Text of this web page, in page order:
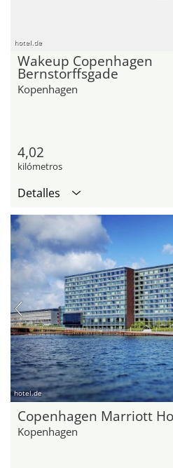
hotel.de
Wakeup Copenhagen
Bernstorffsgade
Kopenhagen
4,02
kilómetros
Detalles
hotel.de
Copenhagen Marriott
Kopenhagen